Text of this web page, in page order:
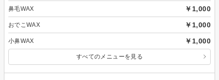
鼻毛WAX ￥1,000
おでこWAX ￥1,000
小鼻WAX ￥1,000
すべてのメニューを見る